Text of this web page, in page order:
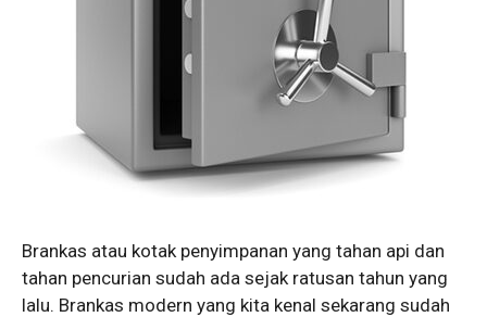
Brankas atau kotak penyimpanan yang tahan api dan
tahan pencurian sudah ada sejak ratusan tahun yang
lalu. Brankas modern yang kita kenal sekarang sudah